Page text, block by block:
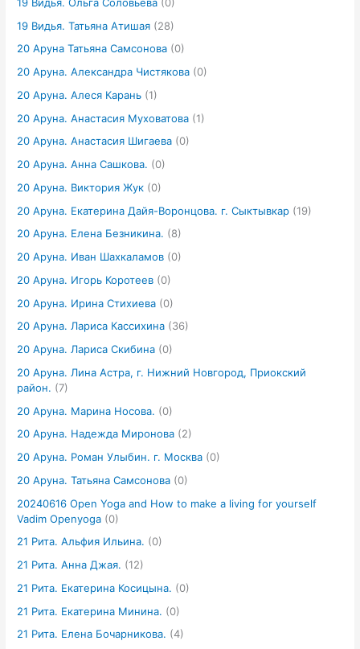
19 Видья. Татьяна Атишая (28)
20 Аруна Татьяна Самсонова (0)
20 Аруна. Александра Чистякова (0)
20 Аруна. Алеся Карань (1)
20 Аруна. Анастасия Муховатова (1)
20 Аруна. Анастасия Шигаева (0)
20 Аруна. Анна Сашкова. (0)
20 Аруна. Виктория Жук (0)
20 Аруна. Екатерина Дайя-Воронцова. г. Сыктывкар (19)
20 Аруна. Елена Безникина. (8)
20 Аруна. Иван Шахкаламов (0)
20 Аруна. Игорь Коротеев (0)
20 Аруна. Ирина Стихиева (0)
20 Аруна. Лариса Кассихина (36)
20 Аруна. Лариса Скибина (0)
20 Аруна. Лина Астра, г. Нижний Новгород, Приокский
район. (7)
20 Аруна. Марина Носова. (0)
20 Аруна. Надежда Миронова (2)
20 Аруна. Роман Улыбин. г. Москва (0)
20 Аруна. Татьяна Самсонова (0)
20240616 Open Yoga and How to make a living for yourself
Vadim Openyoga (0)
21 Рита. Альфия Ильина. (0)
21 Рита. Анна Джая. (12)
21 Рита. Екатерина Косицына. (0)
21 Рита. Екатерина Минина. (0)
21 Рита. Елена Бочарникова. (4)